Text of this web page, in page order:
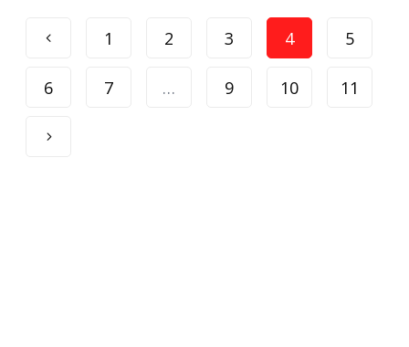
1 2 3 4 5
6 7 … 9 10 11